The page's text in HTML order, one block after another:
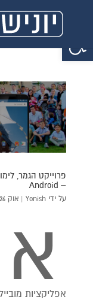
פתח סרגל נגישות
– Android
על ידי Yonish
| אוק 26, 2015
א